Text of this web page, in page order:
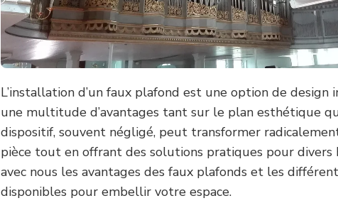
L’installation d’un faux plafond est une option de
une multitude d’avantages tant sur le plan esthétique
dispositif, souvent négligé, peut transformer radicalement
pièce tout en offrant des solutions pratiques pour divers
avec nous les avantages des faux plafonds et les
disponibles pour embellir votre espace.